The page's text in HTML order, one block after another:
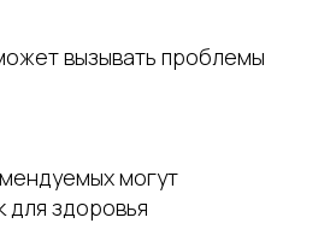
вызывать проблемы
могут
для здоровья